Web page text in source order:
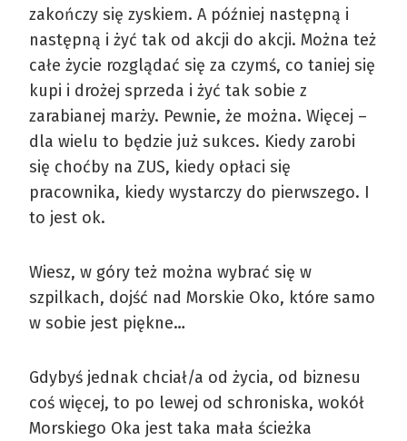
zakończy się zyskiem. A później następną i
następną i żyć tak od akcji do akcji. Można też
całe życie rozglądać się za czymś, co taniej się
kupi i drożej sprzeda i żyć tak sobie z
zarabianej marży. Pewnie, że można. Więcej –
dla wielu to będzie już sukces. Kiedy zarobi
się choćby na ZUS, kiedy opłaci się
pracownika, kiedy wystarczy do pierwszego. I
to jest ok.
Wiesz, w góry też można wybrać się w
szpilkach, dojść nad Morskie Oko, które samo
w sobie jest piękne…
Gdybyś jednak chciał/a od życia, od biznesu
coś więcej, to po lewej od schroniska, wokół
Morskiego Oka jest taka mała ścieżka